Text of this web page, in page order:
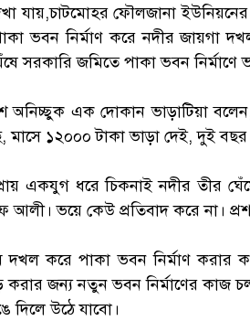
যায়,চাটমোহর ফৌলজানা
ভবন নির্মাণ করে নদীর জায়গা
সরকারি জমিতে পাকা ভবন
অনিচ্ছুক এক দোকান ভাড়াটিয়া
মাসে ১২০০০ টাকা ভাড়া দেই, দুই
প্রায় একযুগ ধরে চিকনাই নদীর তীর
আলী। ভয়ে কেউ প্রতিবাদ করে না।
দখল করে পাকা ভবন নির্মাণ করার
করার জন্য নতুন ভবন নির্মাণের
দিলে উঠে যাবো।